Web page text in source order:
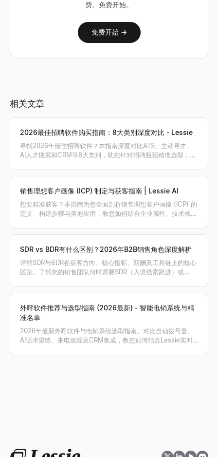
费。免费开始。
免费开始 →
相关文章
2026最佳招聘软件购买指南：8大类别深度对比 - Lessie
寻找2026年最佳招聘软件？本指南深度对比ATS、主动寻才、
AI人才搜索和CRM等8大类别，助您针对招聘瓶颈精准选型，搭
销售理想客户画像 (ICP) 制定与获客指南 | Lessie AI
想要精准获客？本指南为您全面剖析销售理想客户画像 (ICP) 的
定义、构建步骤与落地应用，教您如何结合企业属性、技术栈和
SDR vs BDR有什么区别？2026年B2B销售角色深度解析
详解SDR与BDR在获客方向、核心指标、薪酬及工具链上的核心
区别。了解您的销售团队何时需要SDR（入境线索跟进）或
外呼软件推荐与选型指南 (2026最新) - 智能电销系统与精
准名单
2026年最新外呼软件与电销系统选型指南。对比自动拨号器、
AI话术陪练、来电追踪及CRM集成，教您如何结合Lessie实时